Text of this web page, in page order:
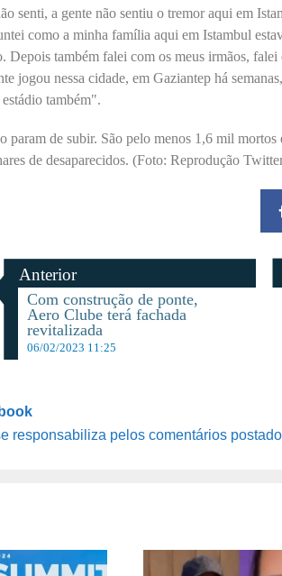
senti, a gente não sentiu o tremor aqui em
como a minha família aqui em Istambul
Depois também falei com os meus irmãos,
jogou nessa cidade, em Gaziantep há
estádio também".
param de subir. São pelo menos 1,6 mil
de desaparecidos. (Foto: Reprodução
Anterior
Com construção de ponte,
Aero Clube terá fachada
revitalizada
06/02/2023 11:25
responsabiliza pelos comentários